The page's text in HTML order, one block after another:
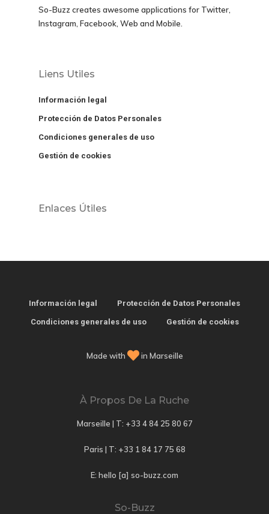
So-Buzz creates awesome applications for Twitter,
Instagram, Facebook, Web and Mobile.
Liens Utiles
Información legal
Protección de Datos Personales
Condiciones generales de uso
Gestión de cookies
Enlaces Útiles
Información legal Protección de Datos Personales
Condiciones generales de uso Gestión de cookies
Made with in Marseille
À Propos De La Ruche
Marseille | T: +33 4 84 25 80 67
Paris | T: +33 1 84 17 75 68
E: hello [a] so-buzz.com
So-Buzz